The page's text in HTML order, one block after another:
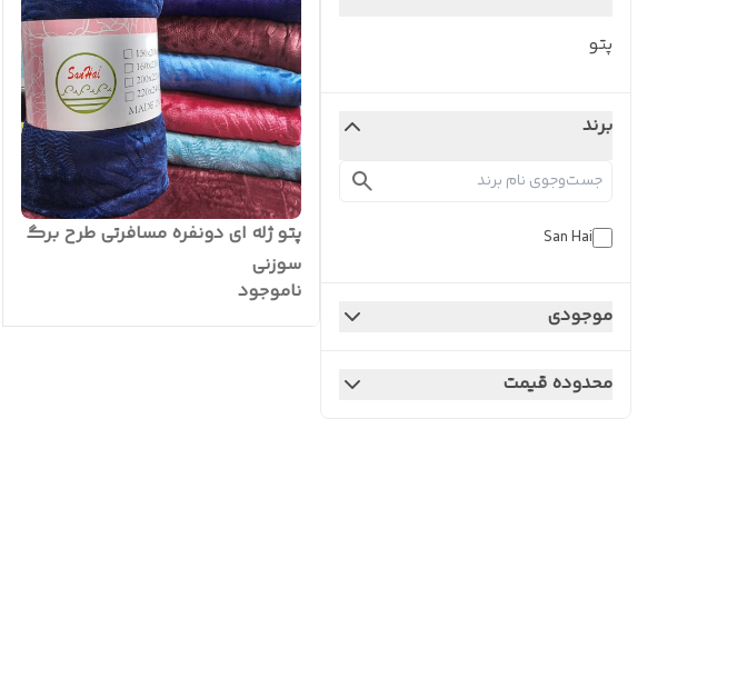
پتو
برند
San Hai
موجودی
محدوده قیمت
پتو ژله ای دونفره مسافرتی طرح برگ
سوزنی
ناموجود